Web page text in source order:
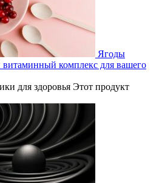
Ягоды
комплекс для вашего
для здоровья Этот продукт